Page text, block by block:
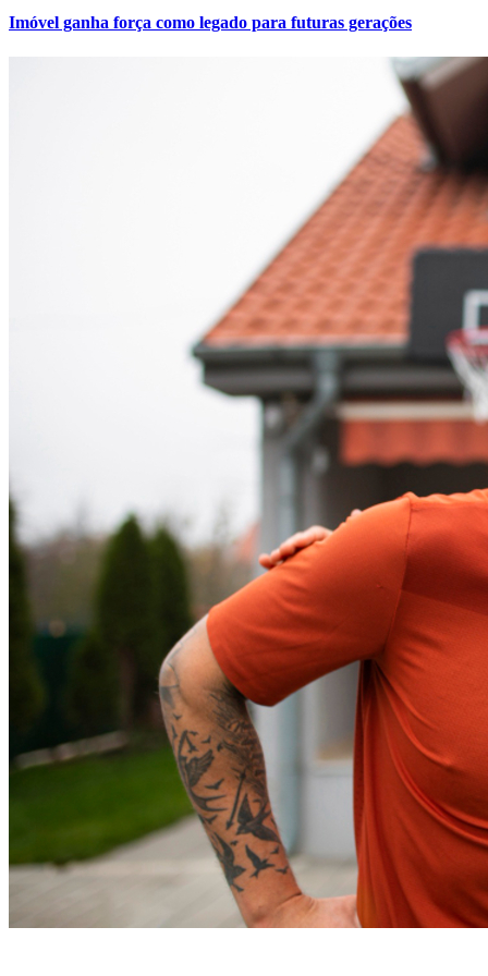
Cruzeiro
Imóvel ganha força como legado para futuras gerações